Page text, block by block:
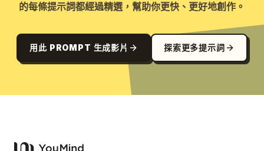
的每條提示詞都經過精選，幫助你更快、更好地創作。
用此 PROMPT 生成影片 探索更多提示詞